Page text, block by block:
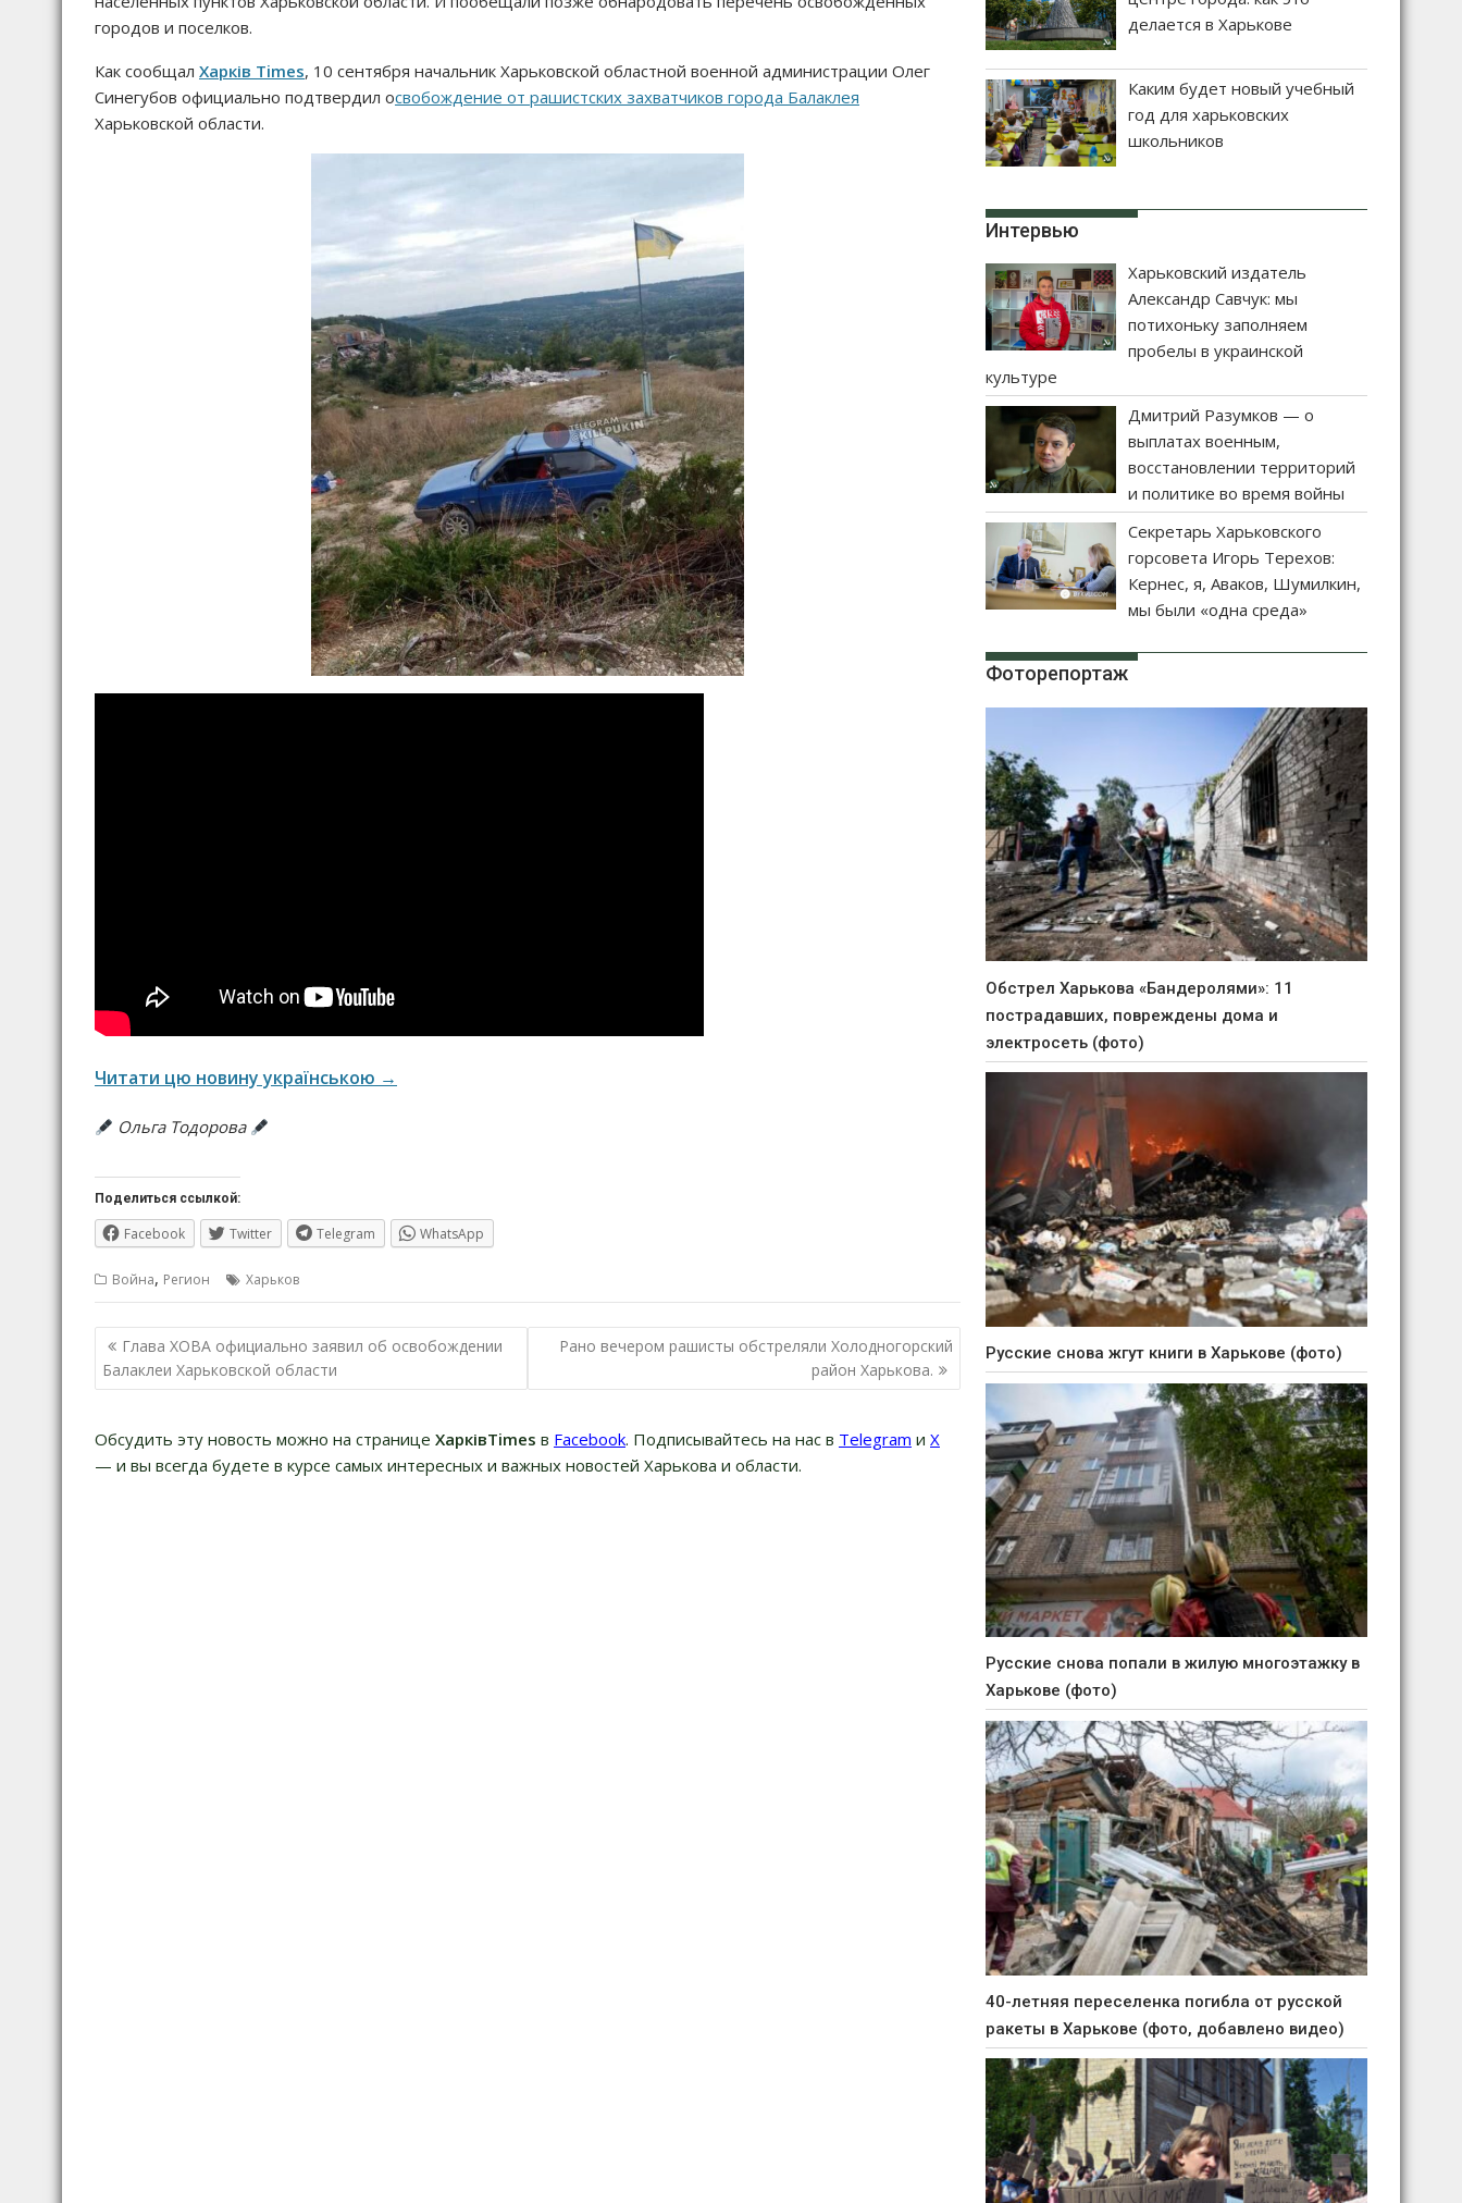
городов и поселков.
Как сообщал Харків Times, 10 сентября начальник Харьковской областной военной администрации Олег
Синегубов официально подтвердил освобождение от рашистских захватчиков города Балаклея
Харьковской области.
Читати цю новину українською →
Ольга Тодорова
Поделиться ссылкой:
Facebook Twitter Telegram WhatsApp
Война, Регион Харьков
Навигация
по
записям
Глава ХОВА официально заявил об освобождении
Балаклеи Харьковской области
Рано вечером рашисты обстреляли Холодногорский
район Харькова.
Обсудить эту новость можно на странице ХарківTimes в Facebook. Подписывайтесь на нас в Telegram и Х
— и вы всегда будете в курсе самых интересных и важных новостей Харькова и области.
делается в Харькове
Каким будет новый учебный
год для харьковских
школьников
Интервью
Харьковский издатель
Александр Савчук: мы
потихоньку заполняем
пробелы в украинской
культуре
Дмитрий Разумков — о
выплатах военным,
восстановлении территорий
и политике во время войны
Секретарь Харьковского
горсовета Игорь Терехов:
Кернес, я, Аваков, Шумилкин,
мы были «одна среда»
Фоторепортаж
Обстрел Харькова «Бандеролями»: 11
пострадавших, повреждены дома и
электросеть (фото)
Русские снова жгут книги в Харькове (фото)
Русские снова попали в жилую многоэтажку в
Харькове (фото)
40-летняя переселенка погибла от русской
ракеты в Харькове (фото, добавлено видео)